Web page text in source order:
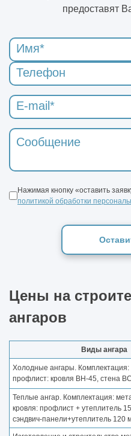
предоставят
Нажимая кнопку «оставить
политикой обработки
Цены на
ангаров
Виды ангара
Холодные ангары. Комплектация:
профлист: кровля ВН-45, стена
Теплые ангар. Комплектация:
кровля: профлист + утеплитель
сэндвич-панели+утеплитель 120